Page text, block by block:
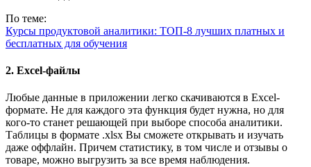
По теме:
Курсы продуктовой аналитики: ТОП-8 лучших платных и
бесплатных для обучения
2. Excel-файлы
Любые данные в приложении легко скачиваются в Excel-
формате. Не для каждого эта функция будет нужна, но для
кого-то станет решающей при выборе способа аналитики.
Таблицы в формате .xlsx Вы сможете открывать и изучать
даже оффлайн. Причем статистику, в том числе и отзывы о
товаре, можно выгрузить за все время наблюдения.